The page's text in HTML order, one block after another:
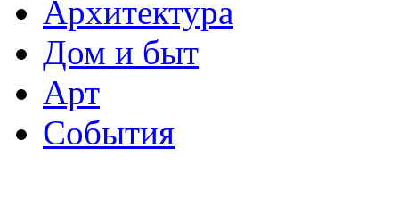
Архитектура
Дом и быт
Арт
События